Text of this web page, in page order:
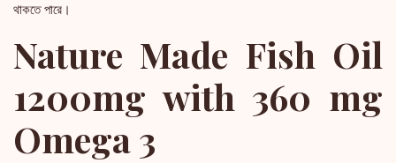
থাকতে পারে।
Nature Made Fish Oil
1200mg with 360 mg
Omega 3